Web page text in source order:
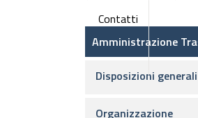
Contatti
Amministrazione
Disposizioni generali
Organizzazione